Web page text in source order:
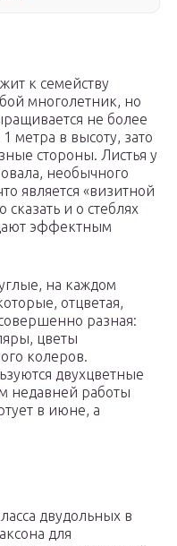
к семейству
многолетник, но
не более
метра в высоту, зато
стороны. Листья у
необычного
является «визитной
и о стеблях
эффектным
на каждом
отцветая,
разная:
цветы
колеров.
двухцветные
недавней работы
в июне, а
двудольных в
для